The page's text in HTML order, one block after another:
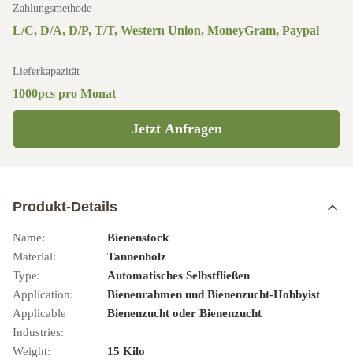
Zahlungsmethode
L/C, D/A, D/P, T/T, Western Union, MoneyGram, Paypal
Lieferkapazität
1000pcs pro Monat
Jetzt Anfragen
Produkt-Details
Name:
Bienenstock
Material:
Tannenholz
Type:
Automatisches Selbstfließen
Application:
Bienenrahmen und Bienenzucht-Hobbyist
Applicable
Industries:
Bienenzucht oder Bienenzucht
Weight:
15 Kilo